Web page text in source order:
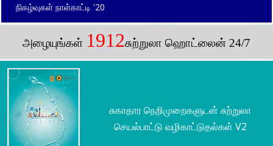
நிகழ்வுகள் நாள்காட்டி '20
அழையுங்கள் 1912சுற்றுலா ஹொட்லைன் 24/7
சுகாதார நெறிமுறைகளுடன் சுற்றுலா
செயல்பாட்டு வழிகாட்டுதல்கள் V2